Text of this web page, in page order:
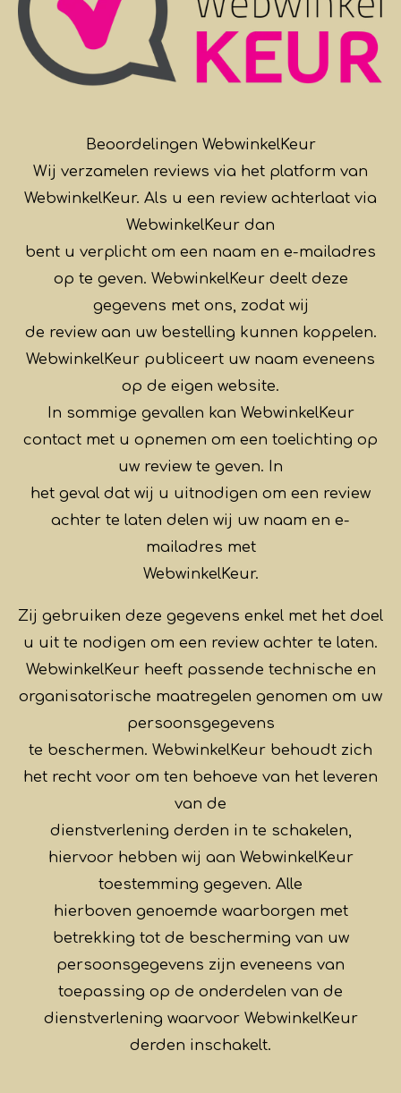
Beoordelingen WebwinkelKeur
Wij verzamelen reviews via het platform van
WebwinkelKeur. Als u een review achterlaat via
WebwinkelKeur dan
bent u verplicht om een naam en e-mailadres
op te geven. WebwinkelKeur deelt deze
gegevens met ons, zodat wij
de review aan uw bestelling kunnen koppelen.
WebwinkelKeur publiceert uw naam eveneens
op de eigen website.
In sommige gevallen kan WebwinkelKeur
contact met u opnemen om een toelichting op
uw review te geven. In
het geval dat wij u uitnodigen om een review
achter te laten delen wij uw naam en e-
mailadres met
WebwinkelKeur.
Zij gebruiken deze gegevens enkel met het doel
u uit te nodigen om een review achter te laten.
WebwinkelKeur heeft passende technische en
organisatorische maatregelen genomen om uw
persoonsgegevens
te beschermen. WebwinkelKeur behoudt zich
het recht voor om ten behoeve van het leveren
van de
dienstverlening derden in te schakelen,
hiervoor hebben wij aan WebwinkelKeur
toestemming gegeven. Alle
hierboven genoemde waarborgen met
betrekking tot de bescherming van uw
persoonsgegevens zijn eveneens van
toepassing op de onderdelen van de
dienstverlening waarvoor WebwinkelKeur
derden inschakelt.